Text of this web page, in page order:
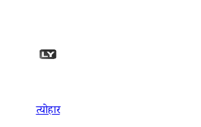
त्योहार